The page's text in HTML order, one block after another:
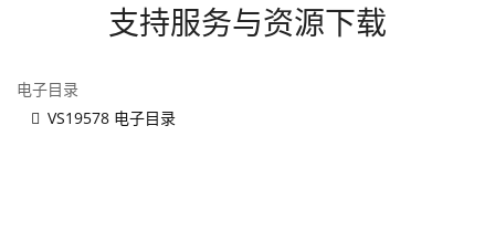
支持服务与资源下载
电子目录
VS19578 电子目录